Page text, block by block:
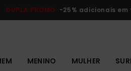
DUPLA PROMO -25% adicionais
MENINO MULHER